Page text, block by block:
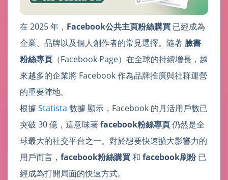
在 2025 年， Facebook公共主頁粉絲購買 已經成為
企業、品牌以及個人創作者的常見選擇。隨著臉書
粉絲專頁 （Facebook Page）在全球的持續增長，越
來越多的企業將 Facebook 作為品牌推廣與社群運營
的重要陣地。
根據 Statista 數據 顯示，Facebook 的月活用戶數已
突破 30 億，這意味著facebook粉絲專頁仍然是全
球最大的社交平台之一。對於想要快速擴大影響力的
用戶而言， facebook粉絲購買和 facebook刷粉已
經成為打開局面的快速方式。